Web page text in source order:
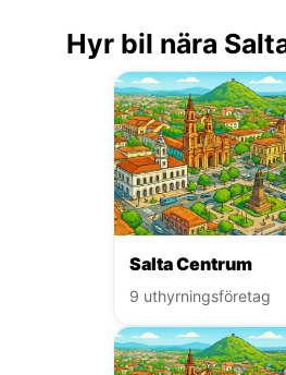
Hyr bil nära
Salta Centrum
9 uthyrningsföretag